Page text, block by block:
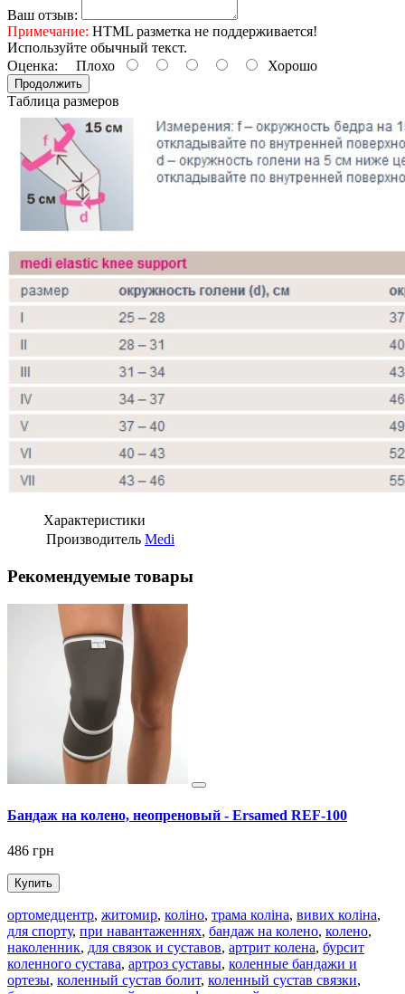
Ваш отзыв:
Примечание: HTML разметка не поддерживается!
Используйте обычный текст.
Оценка: Плохо Хорошо
Продолжить
Таблица размеров
Характеристики
Производитель Medi
Рекомендуемые товары
Бандаж на колено, неопреновый - Ersamed REF-100
486 грн
Купить
ортомедцентр, житомир, коліно, трама коліна, вивих коліна,
для спорту, при навантаженнях, бандаж на колено, колено,
наколенник, для связок и суставов, артрит колена, бурсит
коленного сустава, артроз суставы, коленные бандажи и
ортезы, коленный сустав болит, коленный сустав связки,